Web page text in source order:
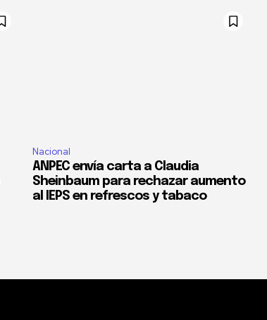
Nacional
ANPEC envía carta a Claudia
Sheinbaum para rechazar aumento
al IEPS en refrescos y tabaco